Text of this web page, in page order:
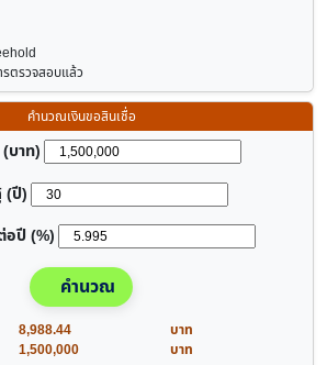
รตรวจสอบแล้ว
คำนวณเงินขอสินเชื่อ
บาท)
(ปี)
อปี (%)
คำนวณ
8,988.44
บาท
1,500,000
บาท